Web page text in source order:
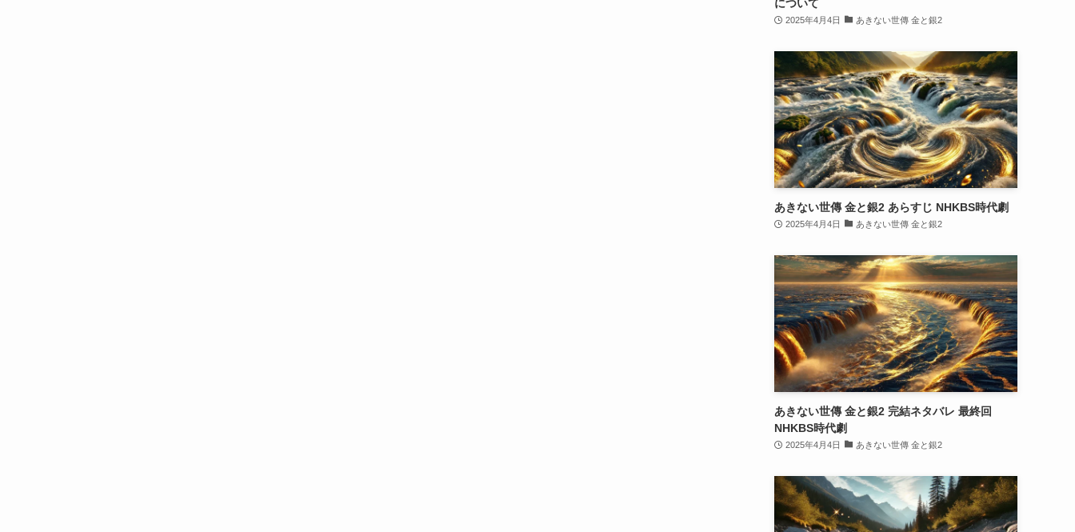
について
2025年4月4日 あきない世傳 金と銀2
あきない世傳 金と銀2 あらすじ NHKBS時代劇
2025年4月4日 あきない世傳 金と銀2
あきない世傳 金と銀2 完結ネタバレ 最終回
NHKBS時代劇
2025年4月4日 あきない世傳 金と銀2